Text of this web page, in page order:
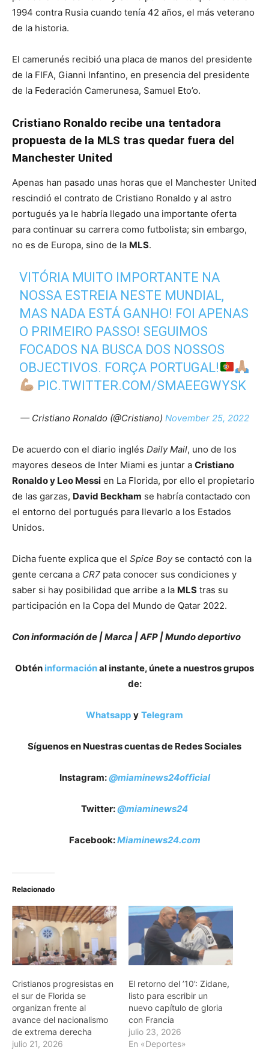
1994 contra Rusia cuando tenía 42 años, el más veterano
de la historia.
El camerunés recibió una placa de manos del presidente
de la FIFA, Gianni Infantino, en presencia del presidente
de la Federación Camerunesa, Samuel Eto’o.
Cristiano Ronaldo recibe una tentadora
propuesta de la MLS tras quedar fuera del
Manchester United
Apenas han pasado unas horas que el Manchester United
rescindió el contrato de Cristiano Ronaldo y al astro
portugués ya le habría llegado una importante oferta
para continuar su carrera como futbolista; sin embargo,
no es de Europa, sino de la MLS.
VITÓRIA MUITO IMPORTANTE NA
NOSSA ESTREIA NESTE MUNDIAL,
MAS NADA ESTÁ GANHO! FOI APENAS
O PRIMEIRO PASSO! SEGUIMOS
FOCADOS NA BUSCA DOS NOSSOS
OBJECTIVOS. FORÇA PORTUGAL!
PIC.TWITTER.COM/SMAEEGWYSK
— Cristiano Ronaldo (@Cristiano) November 25, 2022
De acuerdo con el diario inglés Daily Mail, uno de los
mayores deseos de Inter Miami es juntar a Cristiano
Ronaldo y Leo Messi en La Florida, por ello el propietario
de las garzas, David Beckham se habría contactado con
el entorno del portugués para llevarlo a los Estados
Unidos.
Dicha fuente explica que el Spice Boyse contactó con la
gente cercana a CR7 pata conocer sus condiciones y
saber si hay posibilidad que arribe a la MLS tras su
participación en la Copa del Mundo de Qatar 2022.
Con información de | Marca | AFP | Mundo deportivo
Obtén informaciónal instante, únete a nuestros grupos
de:
Whatsapp y Telegram
Síguenos en Nuestras cuentas de Redes Sociales
Instagram:@miaminews24official
Twitter:@miaminews24
Facebook:Miaminews24.com
Relacionado
Cristianos progresistas en
el sur de Florida se
organizan frente al
avance del nacionalismo
de extrema derecha
julio 21, 2026
El retorno del ’10’: Zidane,
listo para escribir un
nuevo capítulo de gloria
con Francia
julio 23, 2026
En «Deportes»